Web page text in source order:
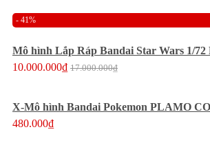
- 41%
Mô hình Lắp Ráp Bandai Star Wars 1/
10.000.000₫ 17.000.000₫
X-Mô hình Bandai Pokemon PLAMO
480.000₫